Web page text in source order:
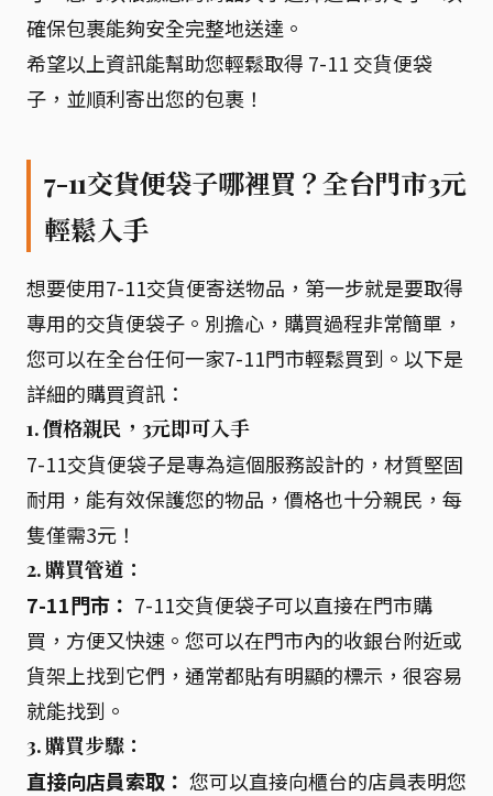
確保包裹能夠安全完整地送達。
希望以上資訊能幫助您輕鬆取得 7-11 交貨便袋
子，並順利寄出您的包裹！
7-11交貨便袋子哪裡買？全台門市3元
輕鬆入手
想要使用7-11交貨便寄送物品，第一步就是要取得
專用的交貨便袋子。別擔心，購買過程非常簡單，
您可以在全台任何一家7-11門市輕鬆買到。以下是
詳細的購買資訊：
1. 價格親民，3元即可入手
7-11交貨便袋子是專為這個服務設計的，材質堅固
耐用，能有效保護您的物品，價格也十分親民，每
隻僅需3元！
2. 購買管道：
7-11門市： 7-11交貨便袋子可以直接在門市購
買，方便又快速。您可以在門市內的收銀台附近或
貨架上找到它們，通常都貼有明顯的標示，很容易
就能找到。
3. 購買步驟：
直接向店員索取： 您可以直接向櫃台的店員表明您